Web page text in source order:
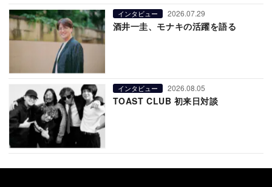
インタビュー 2026.07.29
酒井一圭、モナキの活躍を語る
インタビュー 2026.08.05
TOAST CLUB 初来日対談